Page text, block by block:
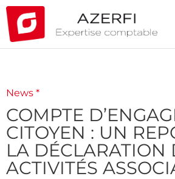
News *
COMPTE
CITOYEN : UN
LA DÉCLARATION
ACTIVITÉS